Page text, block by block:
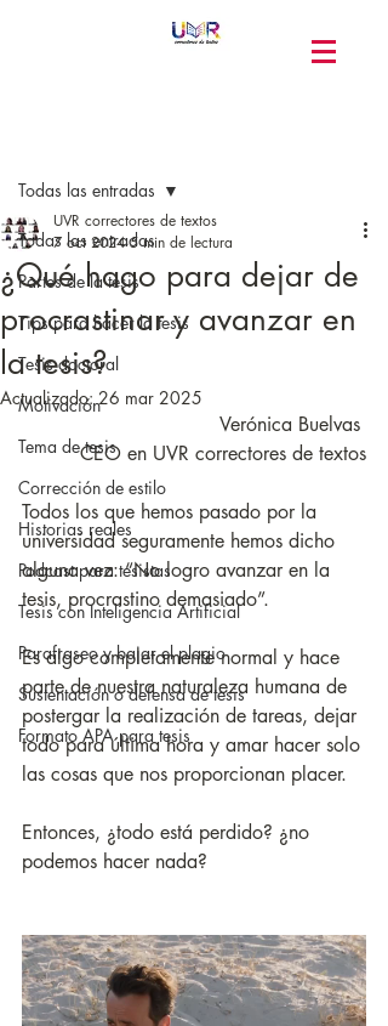
Todas las entradas
Partes de la tesis
Tips para hacer la tesis
Tesis doctoral
Motivación
Tema de tesis
Corrección de estilo
Historias reales
Podcast para tesistas
Tesis con Inteligencia Artificial
Parafraseo y bajar el plagio
Sustentación o defensa de tesis
Formato APA para tesis
Todas las entradas
¿Qué hago para dejar de
procrastinar y avanzar en
la tesis?
UVR correctores de textos
7 oct 2024 5 min de lectura
Actualizado:26 mar 2025
Verónica Buelvas
CEO en UVR correctores de textos
Todos los que hemos pasado por la
universidad seguramente hemos dicho
alguna vez: “No logro avanzar en la
tesis, procrastino demasiado”.
Es algo completamente normal y hace
parte de nuestra naturaleza humana de
postergar la realización de tareas, dejar
todo para última hora y amar hacer solo
las cosas que nos proporcionan placer.
Entonces, ¿todo está perdido? ¿no
podemos hacer nada?